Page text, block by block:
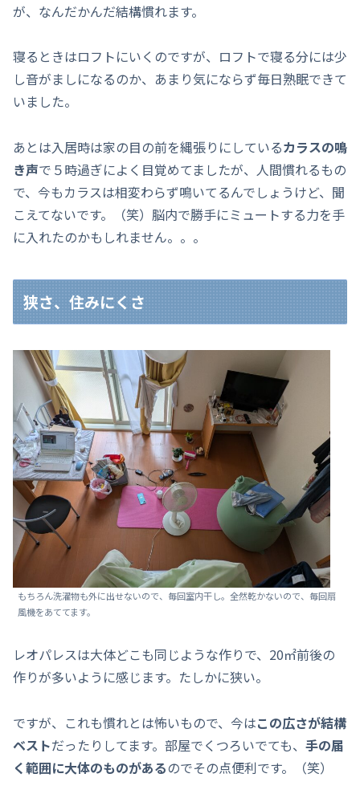
が、なんだかんだ結構慣れます。
寝るときはロフトにいくのですが、ロフトで寝る分には少
し音がましになるのか、あまり気にならず毎日熟眠できて
いました。
あとは入居時は家の目の前を縄張りにしているカラスの鳴
き声で５時過ぎによく目覚めてましたが、人間慣れるもの
で、今もカラスは相変わらず鳴いてるんでしょうけど、聞
こえてないです。（笑）脳内で勝手にミュートする力を手
に入れたのかもしれません。。。
狭さ、住みにくさ
もちろん洗濯物も外に出せないので、毎回室内干し。全然乾かないので、毎回扇
風機をあててます。
レオパレスは大体どこも同じような作りで、20㎡前後の
作りが多いように感じます。たしかに狭い。
ですが、これも慣れとは怖いもので、今はこの広さが結構
ベストだったりしてます。部屋でくつろいでても、 手の届
く範囲に大体のものがあるのでその点便利です。（笑）